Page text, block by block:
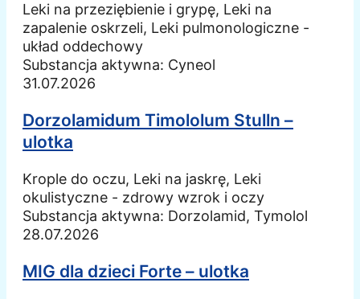
Leki na przeziębienie i grypę, Leki na
zapalenie oskrzeli, Leki pulmonologiczne -
układ oddechowy
Substancja aktywna: Cyneol
31.07.2026
Dorzolamidum Timololum Stulln –
ulotka
Krople do oczu, Leki na jaskrę, Leki
okulistyczne - zdrowy wzrok i oczy
Substancja aktywna: Dorzolamid, Tymolol
28.07.2026
MIG dla dzieci Forte – ulotka